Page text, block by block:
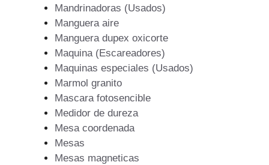
Mandrinadoras (Usados)
Manguera aire
Manguera dupex oxicorte
Maquina (Escareadores)
Maquinas especiales (Usados)
Marmol granito
Mascara fotosencible
Medidor de dureza
Mesa coordenada
Mesas
Mesas magneticas